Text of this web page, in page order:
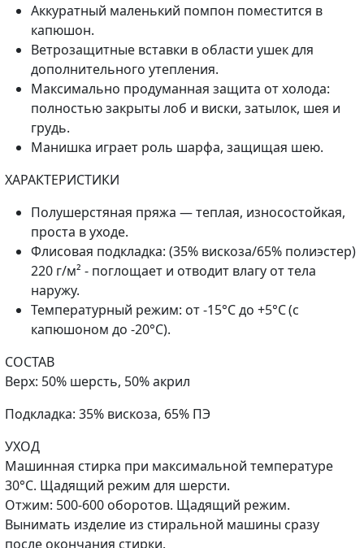
Аккуратный маленький помпон поместится в
капюшон.
Ветрозащитные вставки в области ушек для
дополнительного утепления.
Максимально продуманная защита от холода:
полностью закрыты лоб и виски, затылок, шея и
грудь.
Манишка играет роль шарфа, защищая шею.
ХАРАКТЕРИСТИКИ
Полушерстяная пряжа — теплая, износостойкая,
проста в уходе.
Флисовая подкладка: (35% вискоза/65% полиэстер)
220 г/м² - поглощает и отводит влагу от тела
наружу.
Температурный режим: от -15°С до +5°С (с
капюшоном до -20°C).
СОСТАВ
Верх: 50% шерсть, 50% акрил
Подкладка: 35% вискоза, 65% ПЭ
УХОД
Машинная стирка при максимальной температуре
30°C. Щадящий режим для шерсти.
Отжим: 500-600 оборотов. Щадящий режим.
Вынимать изделие из стиральной машины сразу
после окончания стирки.